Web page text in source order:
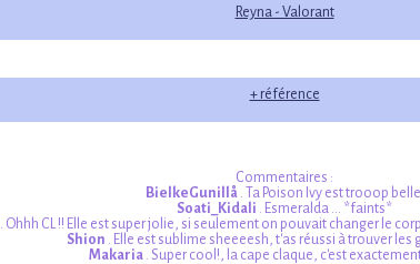
Reyna - Valorant
+ référence
Commentaires :
BielkeGunillå. Ta Poison Ivy est trooop
Soati_Kidali . Esmeralda ... *faints*
. Ohhh CL !! Elle est super jolie, si seulement on pouvait changer le
Shion . Elle est sublime sheeeesh, t'as réussi à trouver les
Makaria. Super cool!, la cape claque, c'est